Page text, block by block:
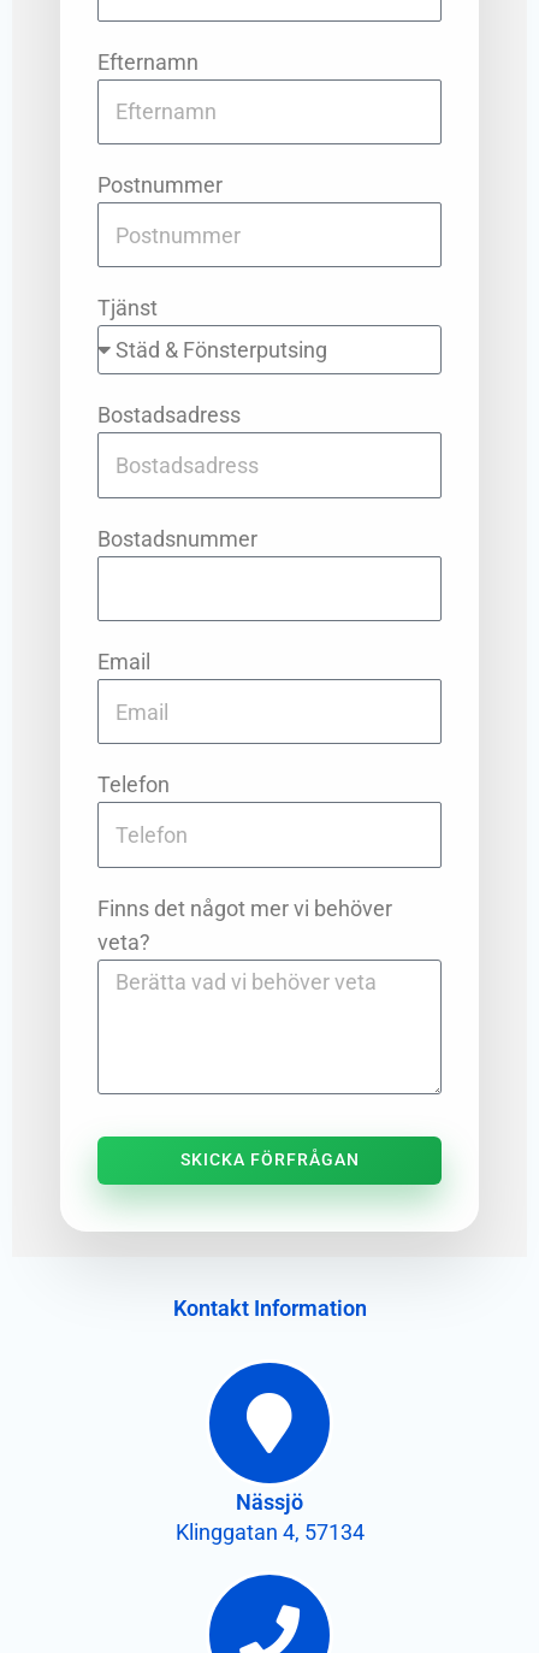
Efternamn
Postnummer
Tjänst
Bostadsadress
Bostadsnummer
Email
Telefon
Finns det något mer vi behöver
veta?
SKICKA FÖRFRÅGAN
Kontakt Information
Nässjö
Klinggatan 4, 57134